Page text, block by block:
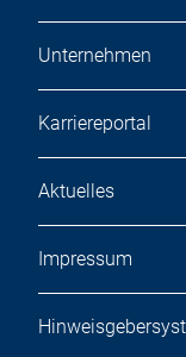
Unternehmen
Karriereportal
Aktuelles
Impressum